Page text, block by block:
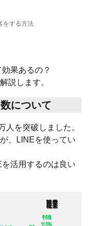
をする方法
果あるの？
説します。
について
人を突破しました。
、LINEを使ってい
活用するのは良い